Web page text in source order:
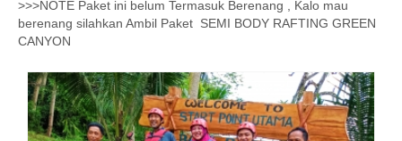
>>>NOTE Paket ini belum Termasuk Berenang , Kalo mau
berenang silahkan Ambil Paket SEMI BODY RAFTING GREEN
CANYON
Lihat Detail